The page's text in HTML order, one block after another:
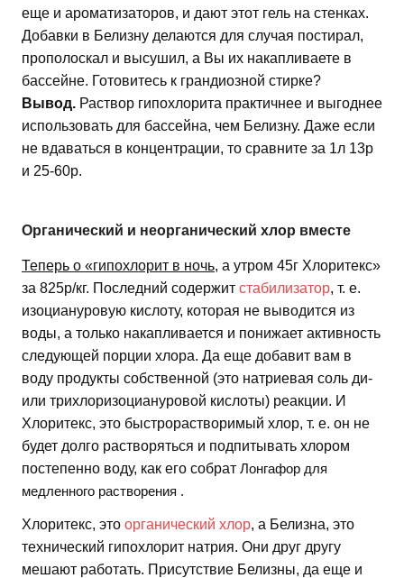
еще и ароматизаторов, и дают этот гель на стенках.
Добавки в Белизну делаются для случая постирал,
прополоскал и высушил, а Вы их накапливаете в
бассейне. Готовитесь к грандиозной стирке?
Вывод. Раствор гипохлорита практичнее и выгоднее
использовать для бассейна, чем Белизну. Даже если
не вдаваться в концентрации, то сравните за 1л 13р
и 25-60р.
Органический и неорганический хлор вместе
Теперь о «гипохлорит в ночь, а утром 45г Хлоритекс»
за 825р/кг. Последний содержит стабилизатор, т. е.
изоциануровую кислоту, которая не выводится из
воды, а только накапливается и понижает активность
следующей порции хлора. Да еще добавит вам в
воду продукты собственной (это натриевая соль ди-
или трихлоризоциануровой кислоты) реакции. И
Хлоритекс, это быстрорастворимый хлор, т. е. он не
будет долго растворяться и подпитывать хлором
постепенно воду, как его собрат Лонгафор для
медленного растворения .
Хлоритекс, это органический хлор, а Белизна, это
технический гипохлорит натрия. Они друг другу
мешают работать. Присутствие Белизны, да еще и